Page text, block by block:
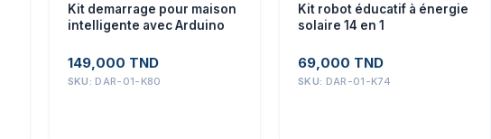
Kit demarrage pour maison
intelligente avec Arduino
149,000 TND
SKU: DAR-01-K80
Kit robot éducatif à énergie
solaire 14 en 1
69,000 TND
SKU: DAR-01-K74